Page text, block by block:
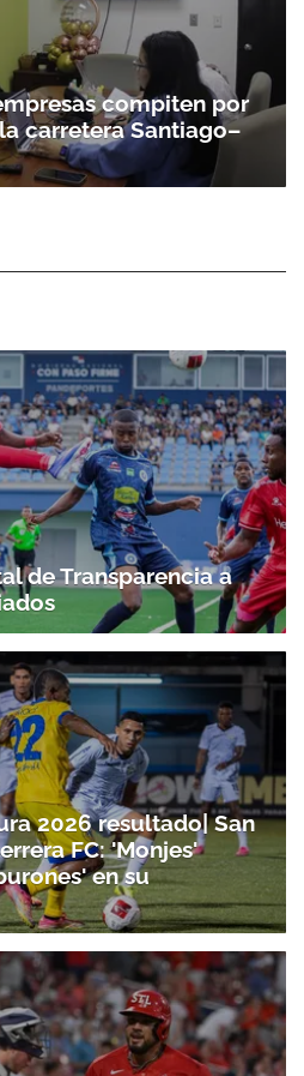
compiten por
carretera Santiago–
de Transparencia a
2026 resultado| San
FC: 'Monjes'
en su